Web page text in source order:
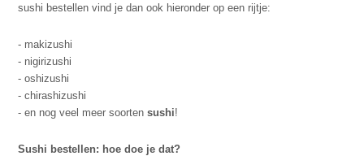
sushi bestellen vind je dan ook hieronder op een rijtje:
- makizushi
- nigirizushi
- oshizushi
- chirashizushi
- en nog veel meer soortensushi!
Sushi bestellen: hoe doe je dat?